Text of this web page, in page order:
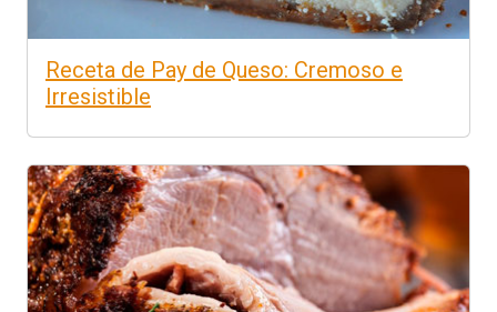
Receta de Pay de Queso: Cremoso e
Irresistible